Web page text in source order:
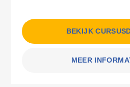
BEKIJK
MEER